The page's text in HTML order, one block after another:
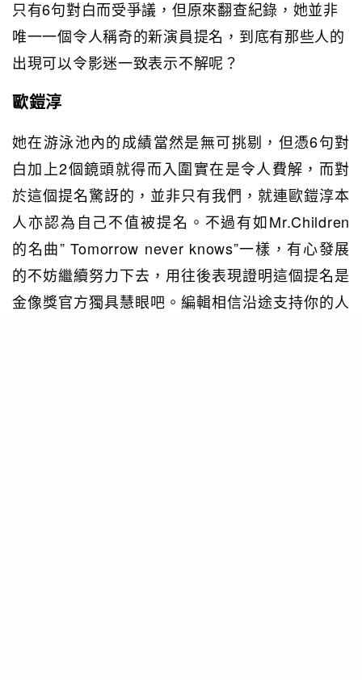
只有6句對白而受爭議，但原來翻查紀錄，她並非
唯一一個令人稱奇的新演員提名，到底有那些人的
出現可以令影迷一致表示不解呢？
歐鎧淳
她在游泳池內的成績當然是無可挑剔，但憑6句對
白加上2個鏡頭就得而入圍實在是令人費解，而對
於這個提名驚訝的，並非只有我們，就連歐鎧淳本
人亦認為自己不值被提名。不過有如Mr.Children
的名曲” Tomorrow never knows”一樣，有心發展
的不妨繼續努力下去，用往後表現證明這個提名是
金像獎官方獨具慧眼吧。編輯相信沿途支持你的人